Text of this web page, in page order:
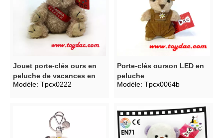
Jouet porte-clés ours en
peluche de vacances en
peluche
Modèle: Tpcx0222
Porte-clés ourson LED en
peluche
Modèle: Tpcx0064b